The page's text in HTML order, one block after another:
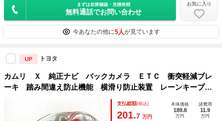
まずは在庫確認・見積依頼
無料通話でお問い合わせ
お気に入り
今あなたの他に5人が見ています
UP トヨタ
カムリ Ｘ 純正ナビ バックカメラ ＥＴＣ 衝突軽減ブレ
ーキ 踏み間違え防止機能 横滑り防止装置 レーンキープア
シスト アダプティブクルーズコントロール ＬＥＤヘッドラ
イト フォグライト スマートキー ナビＴＶ
支払総額(税込)
201.7 万円
本体価格
189.8
万円
諸費用
11.9
万円